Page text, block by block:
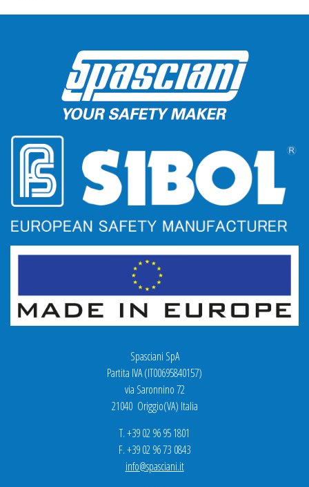
Spasciani SpA
Partita IVA (IT00695840157)
via Saronnino 72
21040 Origgio(VA) Italia
T. +39 02 96 95 1801
F. +39 02 96 73 0843
info@spasciani.it